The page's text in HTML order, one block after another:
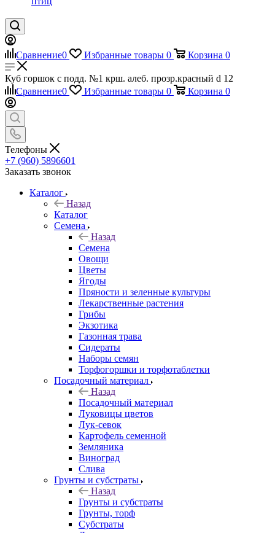
Сравнение0 Избранные товары 0 Корзина 0
Куб горшок с подд. №1 крш. алеб. прозр.красный d 12
Сравнение0 Избранные товары 0 Корзина 0
Телефоны
+7 (960) 5896601
Заказать звонок
Каталог
Назад
Каталог
Семена
Назад
Семена
Овощи
Цветы
Ягоды
Пряности и зеленные культуры
Лекарственные растения
Грибы
Экзотика
Газонная трава
Сидераты
Наборы семян
Торфогоршки и торфотаблетки
Посадочный материал
Назад
Посадочный материал
Луковицы цветов
Лук-севок
Картофель семенной
Земляника
Виноград
Слива
Грунты и субстраты
Назад
Грунты и субстраты
Грунты, торф
Субстраты